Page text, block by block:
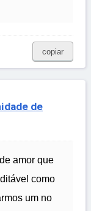
copiar
de
amor que
como
um no